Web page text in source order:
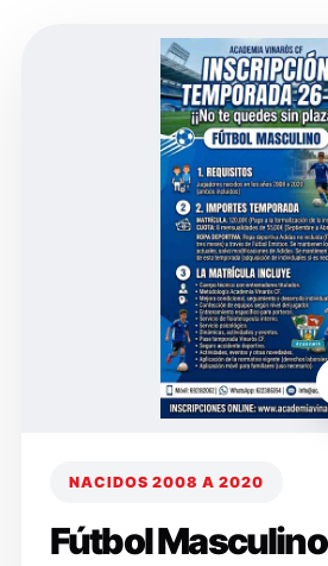
NACIDOS 2008 A 2020
Fútbol Masculino